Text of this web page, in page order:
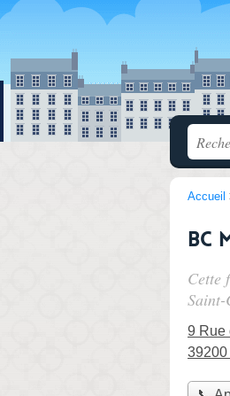
Accueil
Bc
Cette
Saint-
9 Rue